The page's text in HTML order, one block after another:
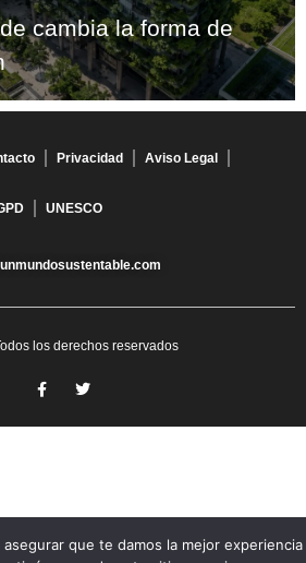
cambia la forma de
Privacidad Aviso Legal
UNESCO
los derechos reservados
asegurar que te damos la mejor experiencia